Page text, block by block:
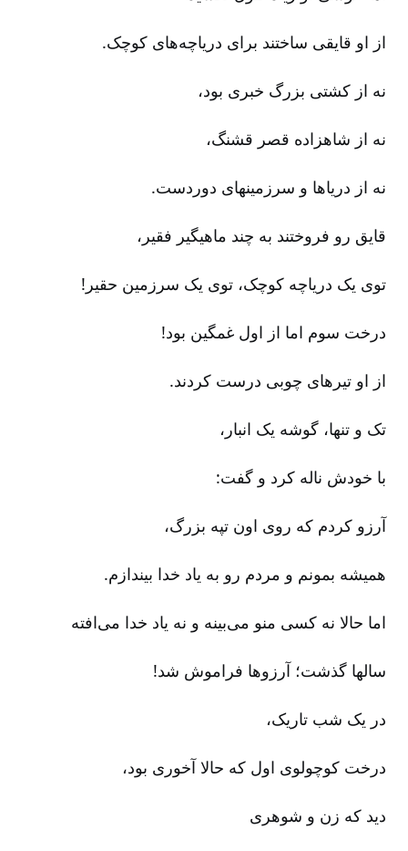
از او قایقی ساختند برای دریاچه‌های کوچک‌.
نه از کشتی بزرگ خبری بود،
نه از شاهزاده قصر قشنگ‌،
نه از دریاها و سرزمینهای دوردست‌.
قایق رو فروختند به چند ماهیگیر فقیر،
توی یک دریاچه کوچک‌، توی یک سرزمین حقیر!
درخت سوم اما از اول غمگین بود!
از او تیرهای چوبی درست کردند.
تک و تنها، گوشه یک انبار،
با خودش ناله کرد و گفت:
آرزو کردم که روی اون تپه بزرگ‌،
همیشه بمونم و مردم رو به یاد خدا بیندازم‌.
اما حالا نه کسی منو می‌بینه و نه یاد خدا می‌افته‌
سالها گذشت‌؛ آرزوها فراموش شد!
در یک شب تاریک‌،
درخت کوچولوی اول که حالا آخوری بود،
دید که زن و شوهری‌